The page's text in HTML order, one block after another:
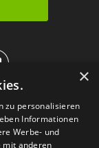
×
zu personalisieren
Informationen
Werbe- und
mit anderen